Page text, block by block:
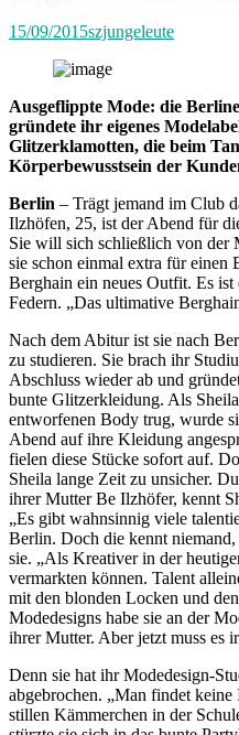
15/09/2015szjungeleute
Ausgeflippte Mode: die
gründete ihr eigenes
Glitzerklamotten, die beim
Körperbewusstsein der
Berlin – Trägt jemand im Club
Ilzhöfen, 25, ist der Abend für
Sie will sich schließlich von der
sie schon einmal extra für
Berghain ein neues Outfit. Es
Federn. „Das ultimative
Nach dem Abitur ist sie nach
zu studieren. Sie brach ihr
Abschluss wieder ab und
bunte Glitzerkleidung. Als
entworfenen Body trug, wurde
Abend auf ihre Kleidung
fielen diese Stücke sofort auf.
Sheila lange Zeit zu unsicher.
ihrer Mutter Be Ilzhöfer, kennt
„Es gibt wahnsinnig viele
Berlin. Doch die kennt
sie. „Als Kreativer in der
vermarkten können. Talent
mit den blonden Locken und
Modedesigns habe sie an der
ihrer Mutter. Aber jetzt muss es
Denn sie hat ihr Modedesign-
abgebrochen. „Man findet
stillen Kämmerchen in der